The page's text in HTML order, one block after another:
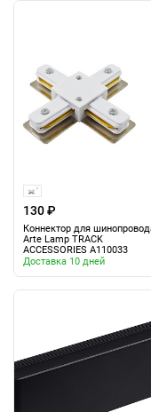
130 ₽
Коннектор для
Arte Lamp TRACK
ACCESSORIES A110033
Доставка 10 дней